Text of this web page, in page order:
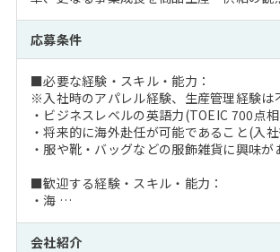
応募条件
■必要な経験・スキル・能力：
※入社時のアパレル経験、生産管理経験
・ビジネスレベルの英語力(TOEIC 700点
・将来的に海外赴任が可能であること(入
・服や靴・バッグなどの服飾雑貨に興味が
■歓迎する経験・スキル・能力：
・海 …
会社紹介